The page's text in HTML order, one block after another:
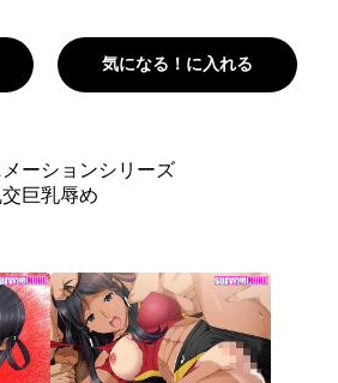
気になる！に入れる
ーションシリーズ
巨乳辱め